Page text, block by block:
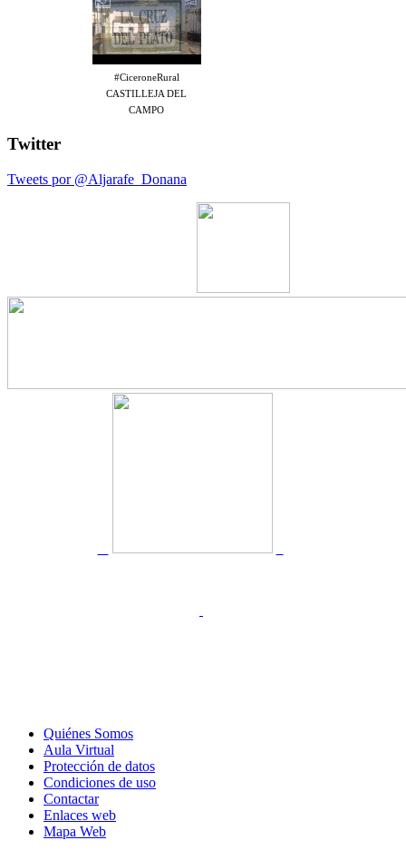
#CiceroneRural
CASTILLEJA DEL
CAMPO
Twitter
Tweets por @Aljarafe_Donana
Quiénes Somos
Aula Virtual
Protección de datos
Condiciones de uso
Contactar
Enlaces web
Mapa Web